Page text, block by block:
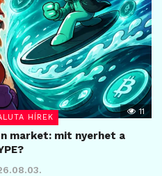
HÍREK
11
market: mit nyerhet a